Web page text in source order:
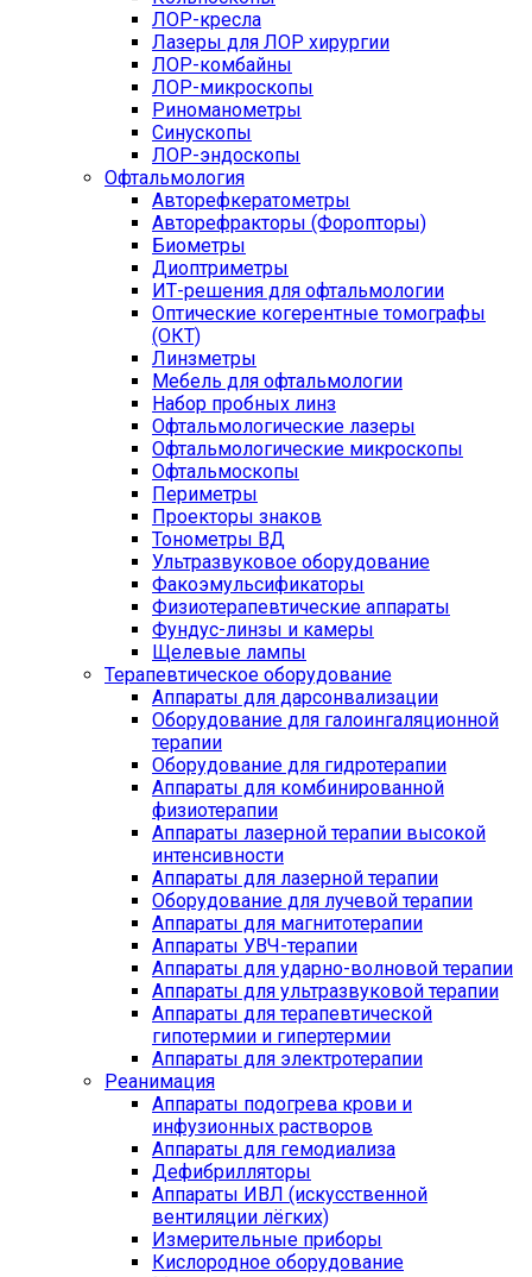
ЛОР-кресла
Лазеры для ЛОР хирургии
ЛОР-комбайны
ЛОР-микроскопы
Риноманометры
Синускопы
ЛОР-эндоскопы
Офтальмология
Авторефкератометры
Авторефракторы (Форопторы)
Биометры
Диоптриметры
ИТ-решения для офтальмологии
Оптические когерентные томографы
(ОКТ)
Линзметры
Мебель для офтальмологии
Набор пробных линз
Офтальмологические лазеры
Офтальмологические микроскопы
Офтальмоскопы
Периметры
Проекторы знаков
Тонометры ВД
Ультразвуковое оборудование
Факоэмульсификаторы
Физиотерапевтические аппараты
Фундус-линзы и камеры
Щелевые лампы
Терапевтическое оборудование
Аппараты для дарсонвализации
Оборудование для галоингаляционной
терапии
Оборудование для гидротерапии
Аппараты для комбинированной
физиотерапии
Аппараты лазерной терапии высокой
интенсивности
Аппараты для лазерной терапии
Оборудование для лучевой терапии
Аппараты для магнитотерапии
Аппараты УВЧ-терапии
Аппараты для ударно-волновой терапии
Аппараты для ультразвуковой терапии
Аппараты для терапевтической
гипотермии и гипертермии
Аппараты для электротерапии
Реанимация
Аппараты подогрева крови и
инфузионных растворов
Аппараты для гемодиализа
Дефибрилляторы
Аппараты ИВЛ (искусственной
вентиляции лёгких)
Измерительные приборы
Кислородное оборудование